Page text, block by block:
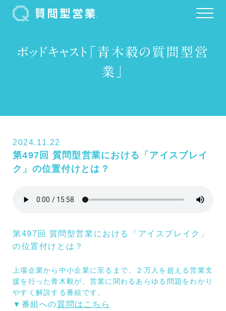
.
ポッドキャスト「青木毅の質問型営
業」
2024.11.22
第497回 質問型営業における「アイスブレイ
ク」の位置付けとは？
第497回 質問型営業における「アイスブレイク」
の位置付けとは？
上場企業から中小企業に至るまで、２万人を超える営業支
援を行った青木毅が、営業に関わるあらゆる問題をわかり
やすく解説する番組です。
▼ 番組への質問はこちら